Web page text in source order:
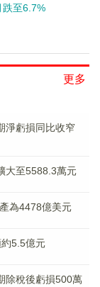
跌至6.7%
更多
淨虧損同比收窄
大至5588.3萬元
為4478億美元
5.5億元
除稅後虧損500萬